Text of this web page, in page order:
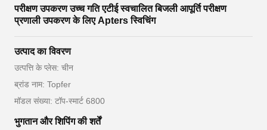
परीक्षण उपकरण उच्च गति एटीई स्वचालित बिजली आपूर्ति परीक्षण
प्रणाली उपकरण के लिए Apters स्विचिंग
उत्पाद का विवरण
उत्पत्ति के प्लेस: चीन
ब्रांड नाम: Topfer
मॉडल संख्या: टॉप-स्मार्ट 6800
भुगतान और शिपिंग की शर्तें